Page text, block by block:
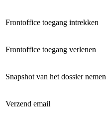
Frontoffice toegang intrekken
Frontoffice toegang verlenen
Snapshot van het dossier nemen
Verzend email